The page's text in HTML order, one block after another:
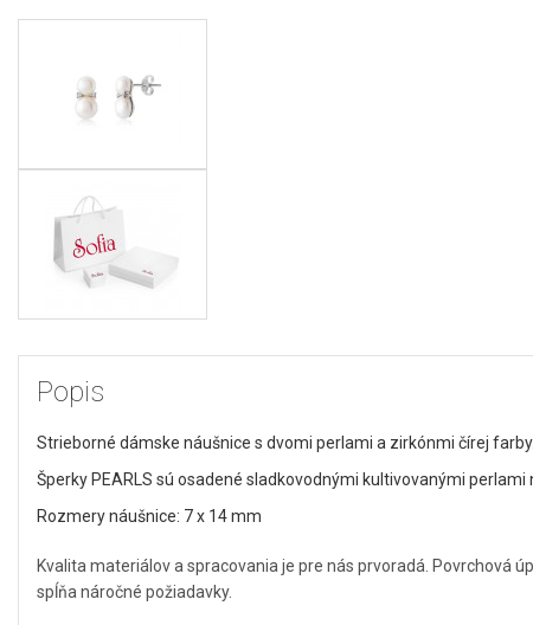
Popis
Strieborné dámske náušnice s dvomi perlami a zirkónmi čírej farby.
Šperky PEARLS sú osadené sladkovodnými kultivovanými perlami
Rozmery náušnice: 7 x 14 mm
Kvalita materiálov a spracovania je pre nás prvoradá. Povrchová
spĺňa náročné požiadavky.